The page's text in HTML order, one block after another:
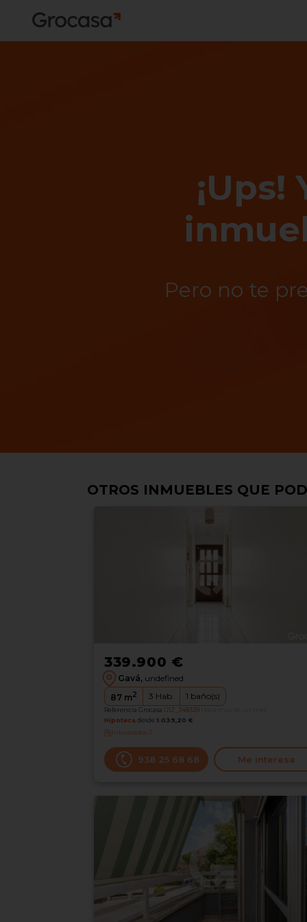
Pero no te
OTROS INMUEBLES QUE
339.900 €
Gavá, undefined
87 m2 3 Hab. 1 baño(s)
Referencia Grocasa G12_348339
Hipoteca desde 1.039,20 €
Interesados0
938 25 68 68 Me interesa